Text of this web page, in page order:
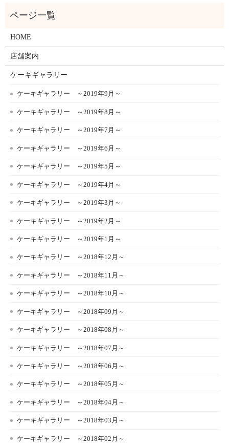
HOME
店舗案内
ケーキギャラリー
ケーキギャラリー ～2019年9月～
ケーキギャラリー ～2019年8月～
ケーキギャラリー ～2019年7月～
ケーキギャラリー ～2019年6月～
ケーキギャラリー ～2019年5月～
ケーキギャラリー ～2019年4月～
ケーキギャラリー ～2019年3月～
ケーキギャラリー ～2019年2月～
ケーキギャラリー ～2019年1月～
ケーキギャラリー ～2018年12月～
ケーキギャラリー ～2018年11月～
ケーキギャラリー ～2018年10月～
ケーキギャラリー ～2018年09月～
ケーキギャラリー ～2018年08月～
ケーキギャラリー ～2018年07月～
ケーキギャラリー ～2018年06月～
ケーキギャラリー ～2018年05月～
ケーキギャラリー ～2018年04月～
ケーキギャラリー ～2018年03月～
ケーキギャラリー ～2018年02月～